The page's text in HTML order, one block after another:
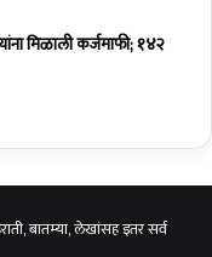
मिळाली कर्जमाफी; १४२
बातम्या, लेखांसह इतर सर्व